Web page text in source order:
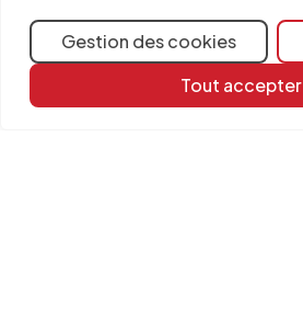
Gestion des cookies
Tout accepter
Partager